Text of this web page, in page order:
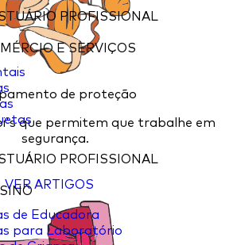
PROFISSIONAL
E SERVIÇOS
PROFISSIONAL
de Educadora
para Laboratório
de proteção
que permitem que trabalhe em
segurança.
VER ARTIGOS